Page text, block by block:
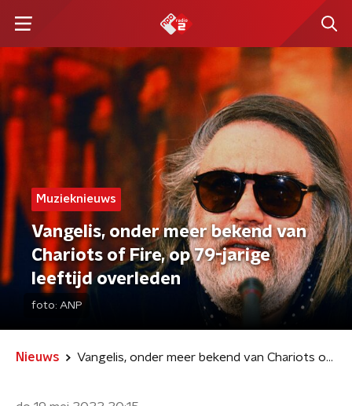
Muzieknieuws
Vangelis, onder meer bekend van
Chariots of Fire, op 79-jarige
leeftijd overleden
foto: ANP
Nieuws Vangelis, onder meer bekend van Chariots of Fire, op 79-jarige leeftijd overleden